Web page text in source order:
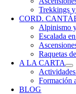
Trekkings
CORD.
Alpinismo
Escalada
Raquetas
A LA CARTA
Formación
BLOG